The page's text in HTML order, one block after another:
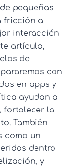
pequeñas
fricción a
interacción
artículo,
de
con
en apps y
ayudan a
fortalecer la
También
como un
dentro
y